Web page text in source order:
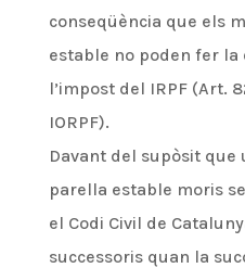
conseqüència que els
estable no poden fer
l’impost del IRPF (Art.
IORPF).
Davant del supòsit que
parella estable moris
el Codi Civil de
successoris quan la